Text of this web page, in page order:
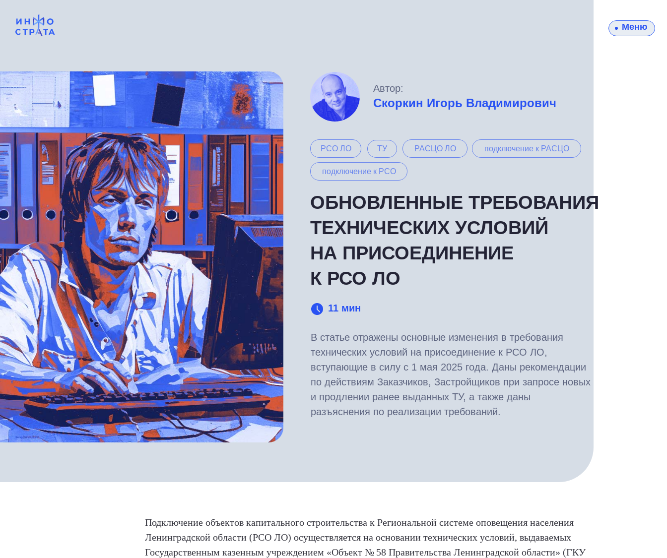
Скоркин Игорь Владимирович
Автор:
ТУ
подключение к РСО
подключение к РАСЦО
11 мин
ОБНОВЛЕННЫЕ ТРЕБОВАНИЯ
ТЕХНИЧЕСКИХ УСЛОВИЙ
НА ПРИСОЕДИНЕНИЕ
К РСО ЛО
В статье отражены основные изменения в требования
технических условий на присоединение к РСО ЛО,
вступающие в силу с 1 мая 2025 года. Даны рекомендации
по действиям Заказчиков, Застройщиков при запросе новых
и продлении ранее выданных ТУ, а также даны
разъяснения по реализации требований.
РСО ЛО РАСЦО ЛО
Подключение объектов капитального строительства к Региональной системе оповещения населения
Ленинградской области (РСО ЛО) осуществляется на основании технических условий, выдаваемых
Государственным казенным учреждением «Объект № 58 Правительства Ленинградской области» (ГКУ